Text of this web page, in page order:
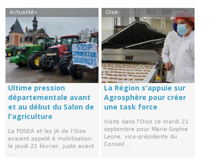
Actualités
Ultime pression
départementale avant
et au début du Salon de
l'agriculture
La FDSEA et les JA de l'Oise
avaient appelé à mobilisation
le jeudi 22 février, juste avant
...
Oise
La Région s'appuie sur
Agrosphère pour créer
une task force
Visite dans l'Oise ce mardi 21
septembre pour Marie-Sophie
Lesne, vice-présidente du
Conseil ...